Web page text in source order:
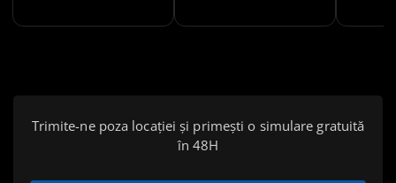
Trimite-ne poza locației și primești o simulare gratuită
în 48H